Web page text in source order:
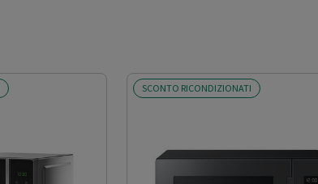
SCONTO RICONDIZIONATI